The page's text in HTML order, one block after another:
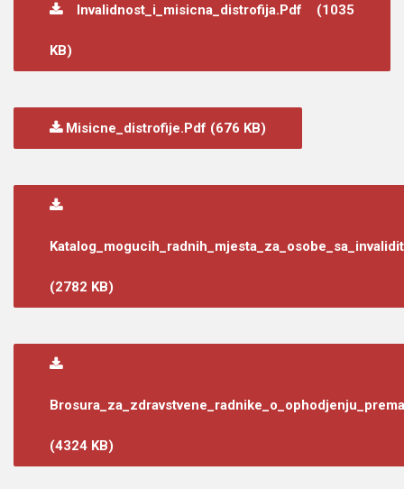
Invalidnost_i_misicna_distrofija.pdf (1035
KB)
Misicne_distrofije.pdf (676 KB)
(2782 KB)
(4324 KB)